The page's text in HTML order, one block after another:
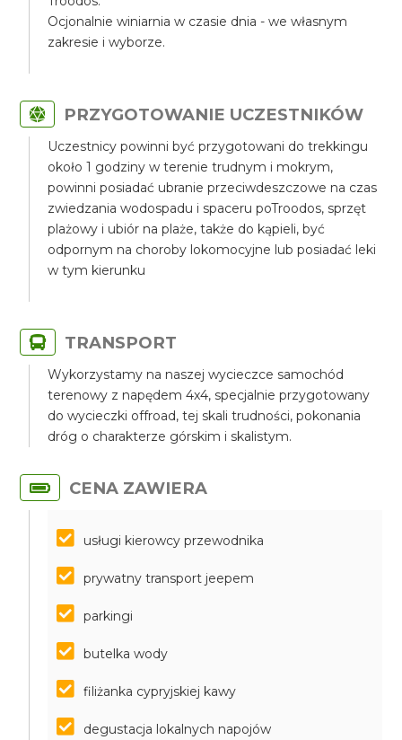
Ocjonalnie winiarnia w czasie dnia - we własnym
zakresie i wyborze.
PRZYGOTOWANIE UCZESTNIKÓW
Uczestnicy powinni być przygotowani do trekkingu
około 1 godziny w terenie trudnym i mokrym,
powinni posiadać ubranie przeciwdeszczowe na czas
zwiedzania wodospadu i spaceru poTroodos, sprzęt
plażowy i ubiór na plaże, także do kąpieli, być
odpornym na choroby lokomocyjne lub posiadać leki
w tym kierunku
TRANSPORT
Wykorzystamy na naszej wycieczce samochód
terenowy z napędem 4x4, specjalnie przygotowany
do wycieczki offroad, tej skali trudności, pokonania
dróg o charakterze górskim i skalistym.
CENA ZAWIERA
usługi kierowcy przewodnika
prywatny transport jeepem
parkingi
butelka wody
filiżanka cypryjskiej kawy
degustacja lokalnych napojów